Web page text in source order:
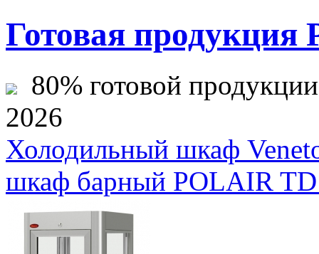
Готовая продукция
80% готовой
2026
Холодильный шкаф
шкаф барный POLAIR